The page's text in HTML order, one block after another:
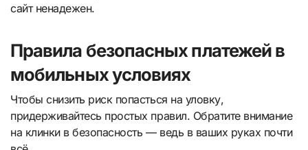
сайт ненадежен.
Правила безопасных платежей в
мобильных условиях
Чтобы снизить риск попасться на уловку,
придерживайтесь простых правил. Обратите внимание
на клинки в безопасность — ведь в ваших руках почти